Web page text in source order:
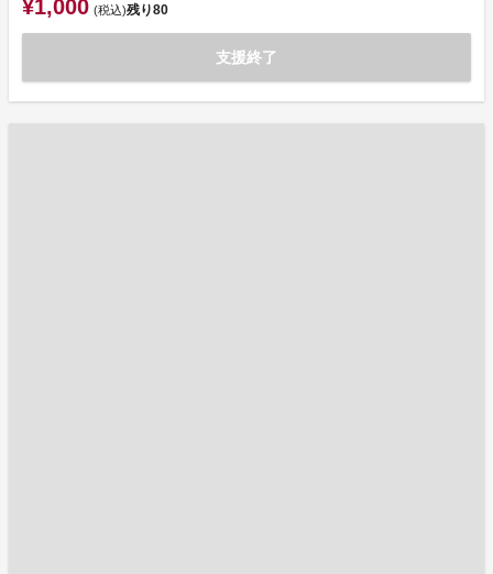
¥1,000 (税込)残り80
支援終了